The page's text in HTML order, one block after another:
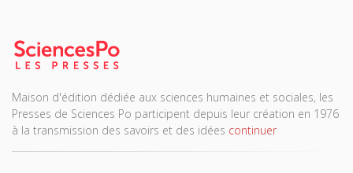
Maison d'édition dédiée aux sciences humaines et sociales, les
Presses de Sciences Po participent depuis leur création en 1976
à la transmission des savoirs et des idées continuer